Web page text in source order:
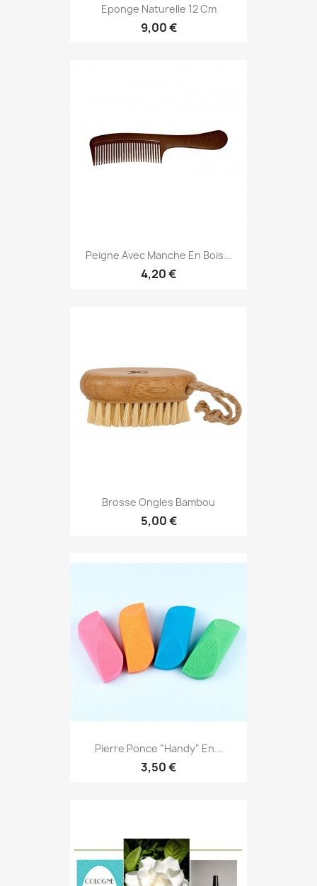
Eponge Naturelle 12 Cm
9,00 €
Peigne Avec Manche En Bois...
4,20 €
Brosse Ongles Bambou
5,00 €
Pierre Ponce "Handy" En...
3,50 €